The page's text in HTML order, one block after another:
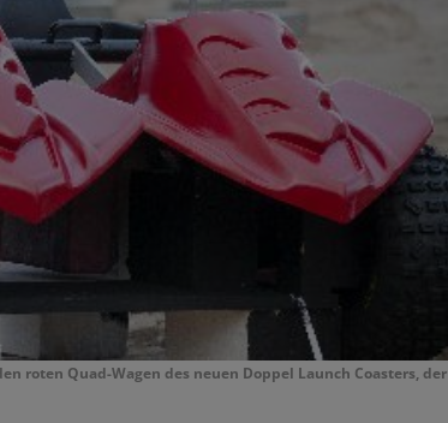
roten Quad-Wagen des neuen Doppel Launch Coasters, der